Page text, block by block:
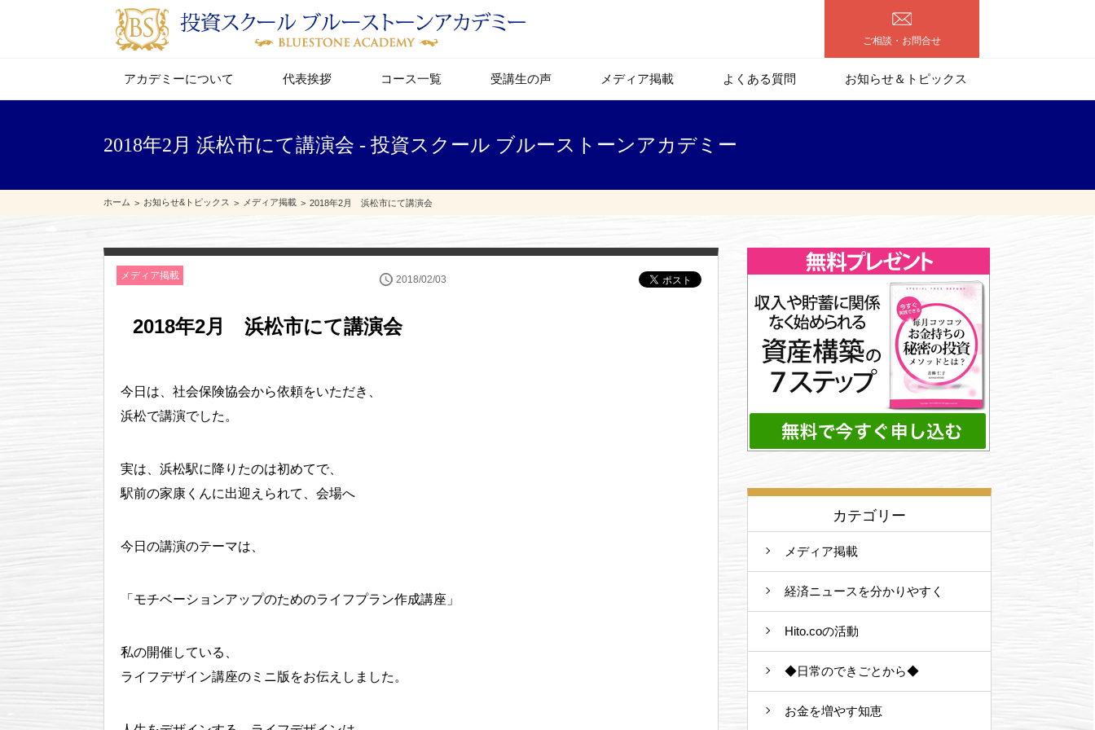
ご相談・お問合せ
アカデミーについて 代表挨拶 コース一覧 受講生の声 メディア掲載 よくある質問 お知らせ＆トピックス
2018年2月 浜松市にて講演会 - 投資スクール ブルーストーンアカデミー
ホーム お知らせ&トピックス メディア掲載 2018年2月 浜松市にて講演会
メディア掲載 2018/02/03
2018年2月 浜松市にて講演会
今日は、社会保険協会から依頼をいただき、
浜松で講演でした。
実は、浜松駅に降りたのは初めてで、
駅前の家康くんに出迎えられて、会場へ
今日の講演のテーマは、
「モチベーションアップのためのライフプラン作成講座」
私の開催している、
ライフデザイン講座のミニ版をお伝えしました。
カテゴリー
メディア掲載
経済ニュースを分かりやすく
Hito.coの活動
◆日常のできごとから◆
お金を増やす知恵